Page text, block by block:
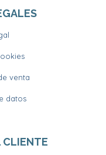
venta
datos
CLIENTE